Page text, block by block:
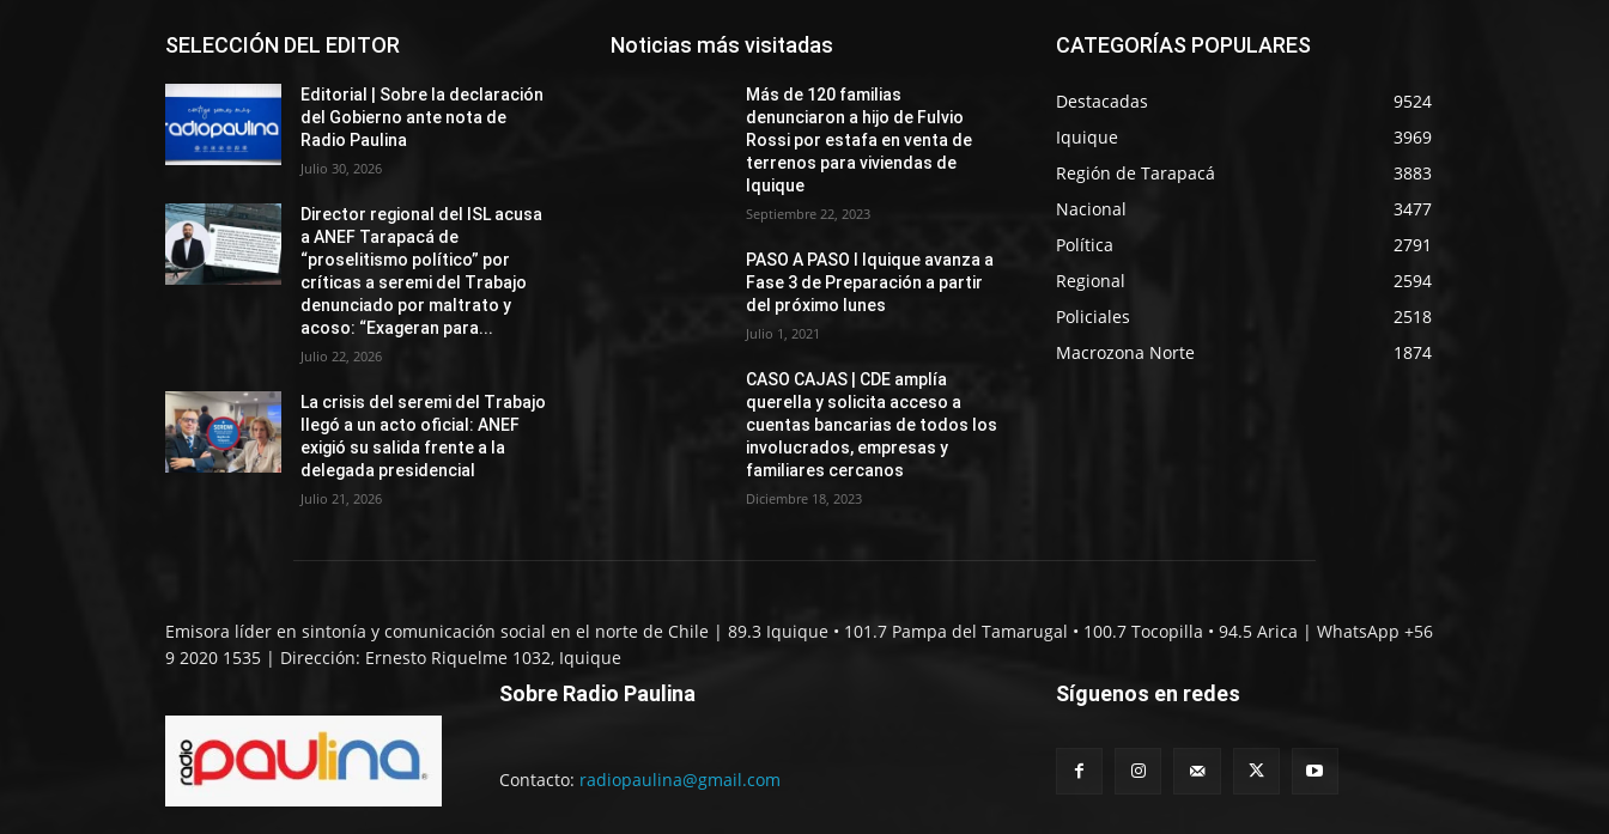
SELECCIÓN DEL EDITOR
Editorial | Sobre la declaración
del Gobierno ante nota de
Radio Paulina
Julio 30, 2026
Director regional del ISL acusa
a ANEF Tarapacá de
“proselitismo político” por
críticas a seremi del Trabajo
denunciado por maltrato y
acoso: “Exageran para...
Julio 22, 2026
La crisis del seremi del Trabajo
llegó a un acto oficial: ANEF
exigió su salida frente a la
delegada presidencial
Julio 21, 2026
Noticias más visitadas
Más de 120 familias
denunciaron a hijo de Fulvio
Rossi por estafa en venta de
terrenos para viviendas de
Iquique
Septiembre 22, 2023
PASO A PASO I Iquique avanza a
Fase 3 de Preparación a partir
del próximo lunes
Julio 1, 2021
CASO CAJAS | CDE amplía
querella y solicita acceso a
cuentas bancarias de todos los
involucrados, empresas y
familiares cercanos
Diciembre 18, 2023
CATEGORÍAS POPULARES
Destacadas
9524
Iquique
3969
Región de Tarapacá
3883
Nacional
3477
Política
2791
Regional
2594
Policiales
2518
Macrozona Norte
1874
Emisora líder en sintonía y comunicación social en el norte de Chile | 89.3 Iquique • 101.7 Pampa del Tamarugal • 100.7 Tocopilla • 94.5 Arica | WhatsApp +56
9 2020 1535 | Dirección: Ernesto Riquelme 1032, Iquique
Sobre Radio Paulina
Contacto: radiopaulina@gmail.com
Síguenos en redes